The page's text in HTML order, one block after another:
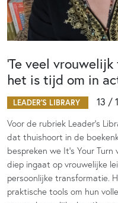
‘Te veel
het is tijd om in
LEADER'S LIBRARY 13 /
Voor de rubriek Leader’s
dat thuishoort in de
bespreken we It’s Your
diep ingaat op vrouwelijke
persoonlijke transformatie.
praktische tools om hun